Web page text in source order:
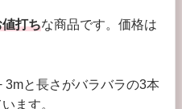
打ちな商品です。価格は
3mと長さがバラバラの3本
ます。